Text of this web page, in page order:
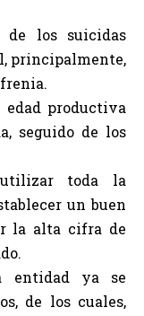
los suicidas
principalmente,
edad productiva
seguido de los
toda la
un buen
la alta cifra de
ya se
de los cuales,